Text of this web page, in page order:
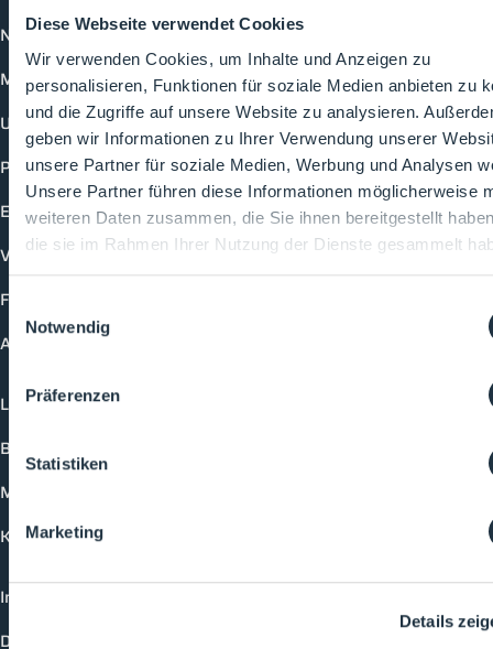
Diese Webseite verwendet Cookies
Wir verwenden Cookies, um Inhalte und Anzeigen zu
personalisieren, Funktionen für soziale Medien anbieten zu
und die Zugriffe auf unsere Website zu analysieren.
geben wir Informationen zu Ihrer Verwendung unserer
unsere Partner für soziale Medien, Werbung und Analysen
Unsere Partner führen diese Informationen möglicherweise
weiteren Daten zusammen, die Sie ihnen bereitgestellt
die sie im Rahmen Ihrer Nutzung der Dienste gesammelt
Einwilligungsauswahl
Notwendig
Präferenzen
Statistiken
Marketing
Details
News
Mediathek
Unternehmen
Produkte
Events
Vorträge
Future-Faces
Academy
Login
Buchungsmöglichkeiten
Medienformate
Kontakt
Impressum
Datenschutzerklärung